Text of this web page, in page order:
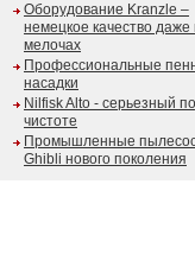
Оборудование Kranzle –
немецкое качество даже
мелочах
Профессиональные
насадки
Nilfisk Alto - серьезный
чистоте
Промышленные
Ghibli нового поколения